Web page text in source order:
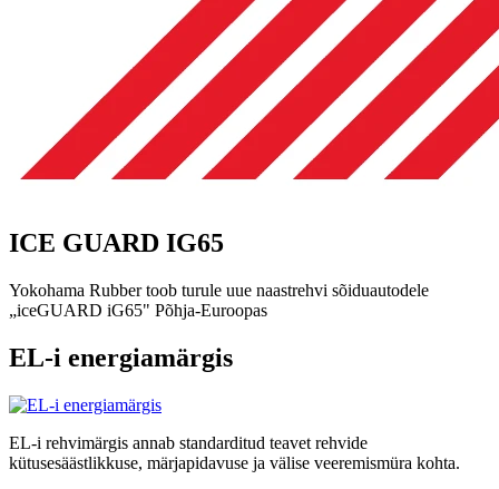
ICE GUARD IG65
Yokohama Rubber toob turule uue naastrehvi sõiduautodele
„iceGUARD iG65" Põhja-Euroopas
EL-i energiamärgis
EL-i rehvimärgis annab standarditud teavet rehvide
kütusesäästlikkuse, märjapidavuse ja välise veeremismüra kohta.